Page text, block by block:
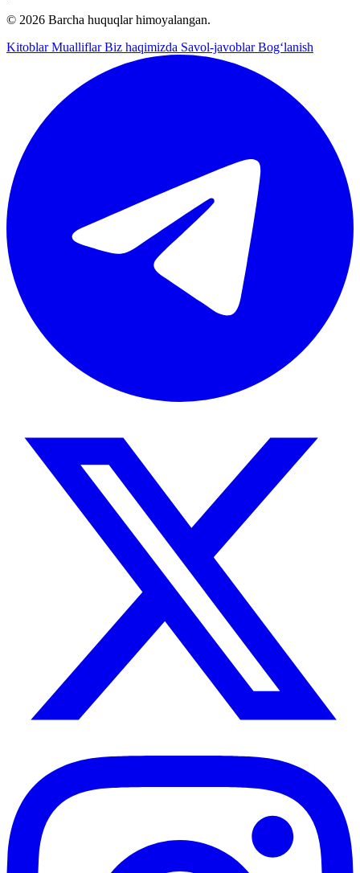
© 2026 Barcha huquqlar himoyalangan.
KitoblarMualliflarBiz haqimizda Savol-javoblarBog‘lanish